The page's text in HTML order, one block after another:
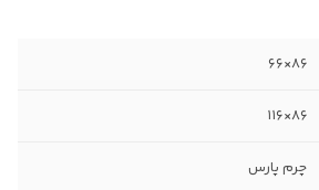
۸۶×۶۶
۸۶×۱۱۶
چرم پارس